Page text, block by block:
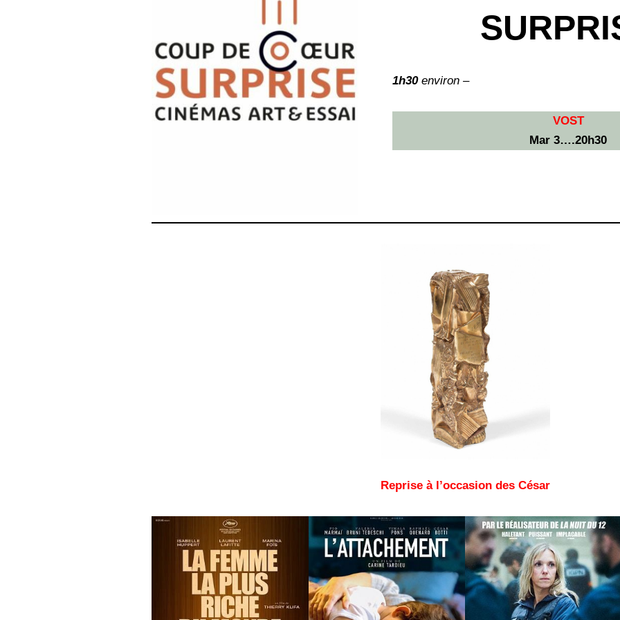
1h30 environ –
VOST
Mar 3….20h30
Reprise à l’occasion des César